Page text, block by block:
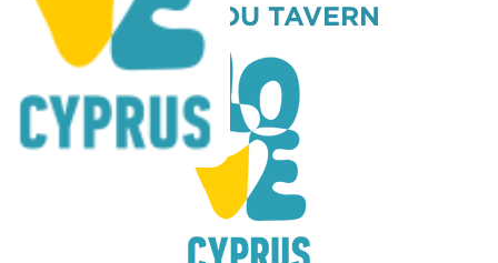
HARRIS KYRIAKOU TAVERN